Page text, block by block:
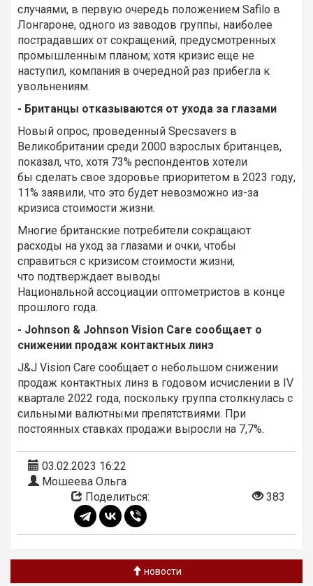
случаями, в первую очередь положением Safilo в
Лонгароне, одного из заводов группы, наиболее
пострадавших от сокращений, предусмотренных
промышленным планом; хотя кризис еще не
наступил, компания в очередной раз прибегла к
увольнениям.
- Британцы отказываются от ухода за глазами
Новый опрос, проведенный Specsavers в
Великобритании среди 2000 взрослых британцев,
показал, что, хотя 73% респондентов хотели
бы сделать свое здоровье приоритетом в 2023 году,
11% заявили, что это будет невозможно из-за
кризиса стоимости жизни.
Многие британские потребители сокращают
расходы на уход за глазами и очки, чтобы
справиться с кризисом стоимости жизни,
что подтверждает выводы
Национальной ассоциации оптометристов в конце
прошлого года.
- Johnson & Johnson Vision Care сообщает о
снижении продаж контактных линз
J&J Vision Care сообщает о небольшом снижении
продаж контактных линз в годовом исчислении в IV
квартале 2022 года, поскольку группа столкнулась с
сильными валютными препятствиями. При
постоянных ставках продажи выросли на 7,7%.
03.02.2023 16:22
Мошеева Ольга
Поделиться:
383
новости